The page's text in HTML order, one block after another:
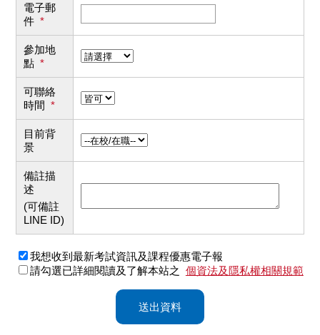
電子郵
件 *
參加地
點 *
可聯絡
時間 *
目前背
景
備註描
述
(可備註
LINE ID)
我想收到最新考試資訊及課程優惠電子報
請勾選已詳細閱讀及了解本站之 個資法及隱私權相關規範
送出資料